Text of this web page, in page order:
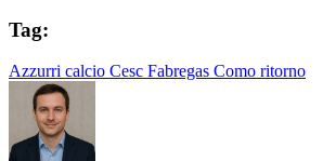
Tag:
Azzurri calcio Cesc Fabregas Como ritorno